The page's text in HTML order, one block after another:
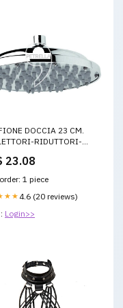
DOCCIA 23 CM.
RIDUTTORI-
23.08
1 piece
4.6 (20 reviews)
Login>>